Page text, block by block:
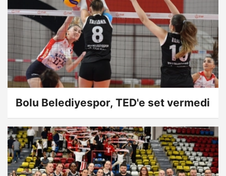
Bolu Belediyespor, TED'e set vermedi